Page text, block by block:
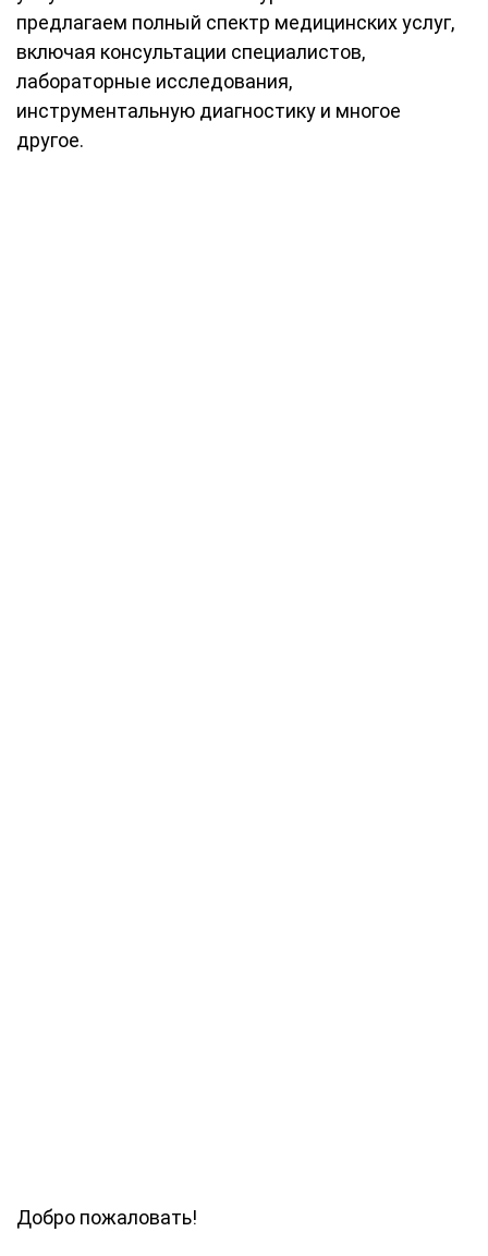
предлагаем полный спектр медицинских услуг,
включая консультации специалистов,
лабораторные исследования,
инструментальную диагностику и многое
другое.
Добро пожаловать!